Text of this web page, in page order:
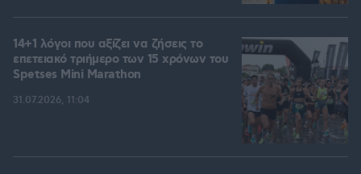
14+1 λόγοι που αξίζει να ζήσεις το
επετειακό τριήμερο των 15 χρόνων του
Spetses Mini Marathon
31.07.2026, 11:04